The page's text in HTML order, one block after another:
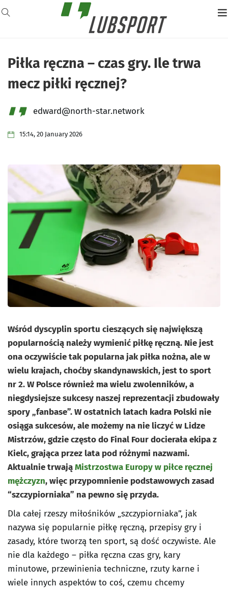
Piłka ręczna – czas gry. Ile trwa
mecz piłki ręcznej?
edward@north-star.network
15:14, 20 January 2026
Wśród dyscyplin sportu cieszących się największą
popularnością należy wymienić piłkę ręczną. Nie jest
ona oczywiście tak popularna jak piłka nożna, ale w
wielu krajach, choćby skandynawskich, jest to sport
nr 2. W Polsce również ma wielu zwolenników, a
niegdysiejsze sukcesy naszej reprezentacji zbudowały
spory „fanbase”. W ostatnich latach kadra Polski nie
osiąga sukcesów, ale możemy na nie liczyć w Lidze
Mistrzów, gdzie często do Final Four docierała ekipa z
Kielc, grająca przez lata pod różnymi nazwami.
Aktualnie trwająMistrzostwa Europy w piłce ręcznej
mężczyzn, więc przypomnienie podstawowych zasad
“szczypiorniaka” na pewno się przyda.
Dla całej rzeszy miłośników „szczypiorniaka”, jak
nazywa się popularnie piłkę ręczną, przepisy gry i
zasady, które tworzą ten sport, są dość oczywiste. Ale
nie dla każdego – piłka ręczna czas gry, kary
minutowe, przewinienia techniczne, rzuty karne i
wiele innych aspektów to coś, czemu chcemy